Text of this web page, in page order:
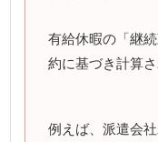
有給休暇の「継
約に基づき計算さ
例えば、派遣会